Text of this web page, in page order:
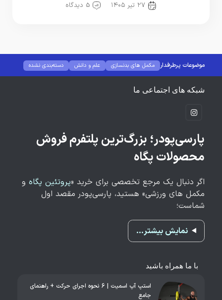
۲۷ تیر ۱۴۰۵ 5 دیدگاه
موضوعات پرطرفدار مکمل های بدنسازی علم و دانش
دسته‌بندی نشده
خواندنی
بیوگرافی بدنسازان برند های مکمل
برنامه غذایی و تغذیه
برنامه بدنسازی
آموزش حرکات بدنسازیشبکه های اجتماعی ما
پارسی‌پودر؛ بزرگ‌ترین پلتفرم فروش
محصولات پگاه
اگر دنبال یک مرجع تخصصی برای خرید «پروتئین پگاه و
مکمل های ورزشی» هستید، پارسی‌پودر مقصد اول
شماست؛
نمایش بیشتر…
با ما همراه باشید
استپ آپ اسمیت | 6 نحوه اجرای حرکت + راهنمای
جامع